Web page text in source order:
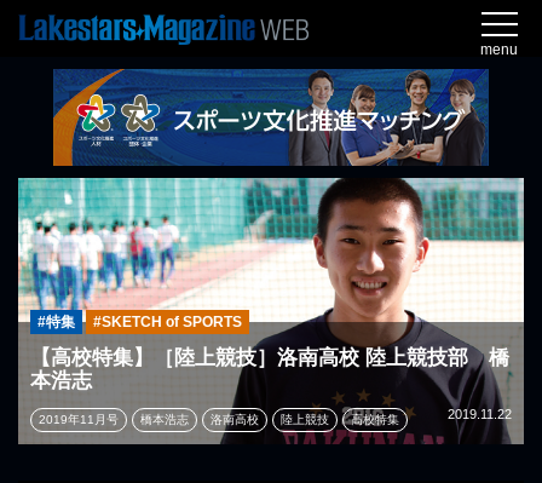
menu
#特集 #SKETCH of SPORTS
【高校特集】［陸上競技］洛南高校 陸上競技部 橋
本浩志
2019.11.22
2019年11月号 橋本浩志 洛南高校 陸上競技 高校特集